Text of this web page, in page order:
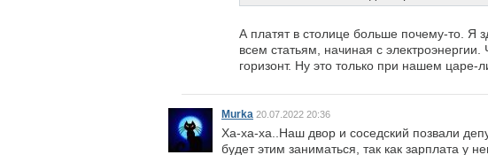
А платят в столице больше почему-то. Я
всем статьям, начиная с
горизонт. Ну это только при нашем царе-
Murka 20.07.2022 20:36
Ха-ха-ха..Наш двор и соседский позвали
будет этим заниматься, так как зарплата у